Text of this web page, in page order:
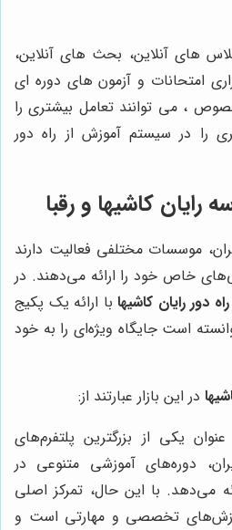
های آنلاین، بحث های آنلاین،
امتحانات و آزمون های دوره ای
، می توانند تعامل بیشتری را
را در سیستم آموزش از راه دور
کاشیها و رقبا
موسسات مختلفی فعالیت دارند
خاص خود را ارائه می‌دهند. در
دور رایان کاشیها با ارائه یک پکیج
است جایگاه ویژه‌ای را به خود
در این بازار عبارتند از:
یکی از بزرگترین پلتفرم‌های
دوره‌های آموزشی متنوعی در
می‌دهد. با این حال، تمرکز اصلی
تخصصی و مهارتی است و